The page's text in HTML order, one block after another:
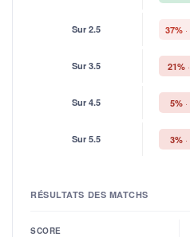
Sur 2.5 37%
Sur 3.5 21%
Sur 4.5 5%
Sur 5.5 3%
RÉSULTATS DES MATCHS
SCORE